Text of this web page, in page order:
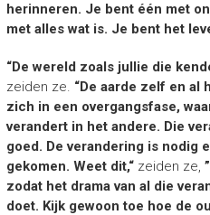
herinneren. Je bent één met
met alles wat is. Je bent het
“De wereld zoals jullie die
zeiden ze. “De aarde zelf en al
zich in een overgangsfase,
verandert in het andere. Die
goed. De verandering is nodig
gekomen. Weet dit,“ zeiden ze,
zodat het drama van al die
doet. Kijk gewoon toe hoe de